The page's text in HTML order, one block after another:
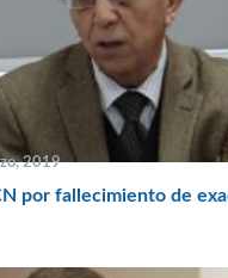
2019
por fallecimiento de